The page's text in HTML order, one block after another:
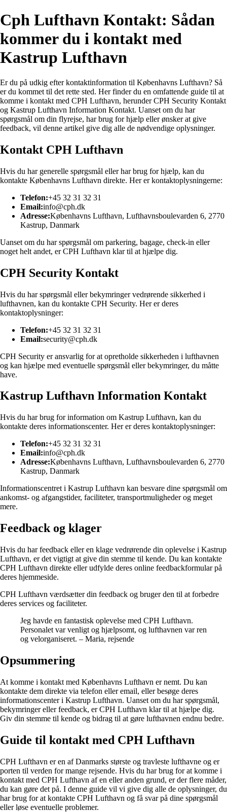
Cph Lufthavn Kontakt: Sådan
kommer du i kontakt med
Kastrup Lufthavn
Er du på udkig efter kontaktinformation til Københavns Lufthavn? Så
er du kommet til det rette sted. Her finder du en omfattende guide til at
komme i kontakt med CPH Lufthavn, herunder CPH Security Kontakt
og Kastrup Lufthavn Information Kontakt. Uanset om du har
spørgsmål om din flyrejse, har brug for hjælp eller ønsker at give
feedback, vil denne artikel give dig alle de nødvendige oplysninger.
Kontakt CPH Lufthavn
Hvis du har generelle spørgsmål eller har brug for hjælp, kan du
kontakte Københavns Lufthavn direkte. Her er kontaktoplysningerne:
Telefon:+45 32 31 32 31
Email:info@cph.dk
Adresse:Københavns Lufthavn, Lufthavnsboulevarden 6, 2770
Kastrup, Danmark
Uanset om du har spørgsmål om parkering, bagage, check-in eller
noget helt andet, er CPH Lufthavn klar til at hjælpe dig.
CPH Security Kontakt
Hvis du har spørgsmål eller bekymringer vedrørende sikkerhed i
lufthavnen, kan du kontakte CPH Security. Her er deres
kontaktoplysninger:
Telefon:+45 32 31 32 31
Email:security@cph.dk
CPH Security er ansvarlig for at opretholde sikkerheden i lufthavnen
og kan hjælpe med eventuelle spørgsmål eller bekymringer, du måtte
have.
Kastrup Lufthavn Information Kontakt
Hvis du har brug for information om Kastrup Lufthavn, kan du
kontakte deres informationscenter. Her er deres kontaktoplysninger:
Telefon:+45 32 31 32 31
Email:info@cph.dk
Adresse:Københavns Lufthavn, Lufthavnsboulevarden 6, 2770
Kastrup, Danmark
Informationscentret i Kastrup Lufthavn kan besvare dine spørgsmål om
ankomst- og afgangstider, faciliteter, transportmuligheder og meget
mere.
Feedback og klager
Hvis du har feedback eller en klage vedrørende din oplevelse i Kastrup
Lufthavn, er det vigtigt at give din stemme til kende. Du kan kontakte
CPH Lufthavn direkte eller udfylde deres online feedbackformular på
deres hjemmeside.
CPH Lufthavn værdsætter din feedback og bruger den til at forbedre
deres services og faciliteter.
Jeg havde en fantastisk oplevelse med CPH Lufthavn.
Personalet var venligt og hjælpsomt, og lufthavnen var ren
og velorganiseret. – Maria, rejsende
Opsummering
At komme i kontakt med Københavns Lufthavn er nemt. Du kan
kontakte dem direkte via telefon eller email, eller besøge deres
informationscenter i Kastrup Lufthavn. Uanset om du har spørgsmål,
bekymringer eller feedback, er CPH Lufthavn klar til at hjælpe dig.
Giv din stemme til kende og bidrag til at gøre lufthavnen endnu bedre.
Guide til kontakt med CPH Lufthavn
CPH Lufthavn er en af ​​Danmarks største og travleste lufthavne og er
porten til verden for mange rejsende. Hvis du har brug for at komme i
kontakt med CPH Lufthavn af en eller anden grund, er der flere måder,
du kan gøre det på. I denne guide vil vi give dig alle de oplysninger, du
har brug for at kontakte CPH Lufthavn og få svar på dine spørgsmål
eller løse eventuelle problemer.